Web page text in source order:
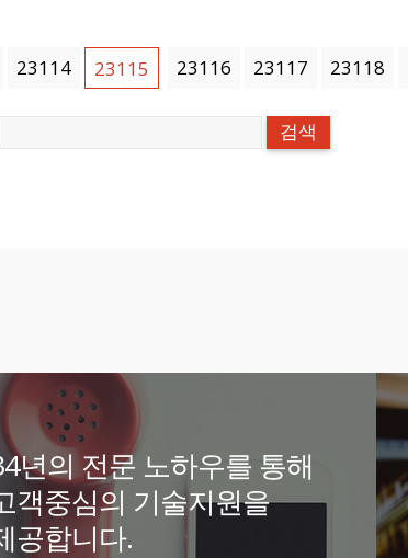
23114 23115 23116 23117 23118
년의 전문 노하우를 통해
객중심의 기술지원을
공합니다.